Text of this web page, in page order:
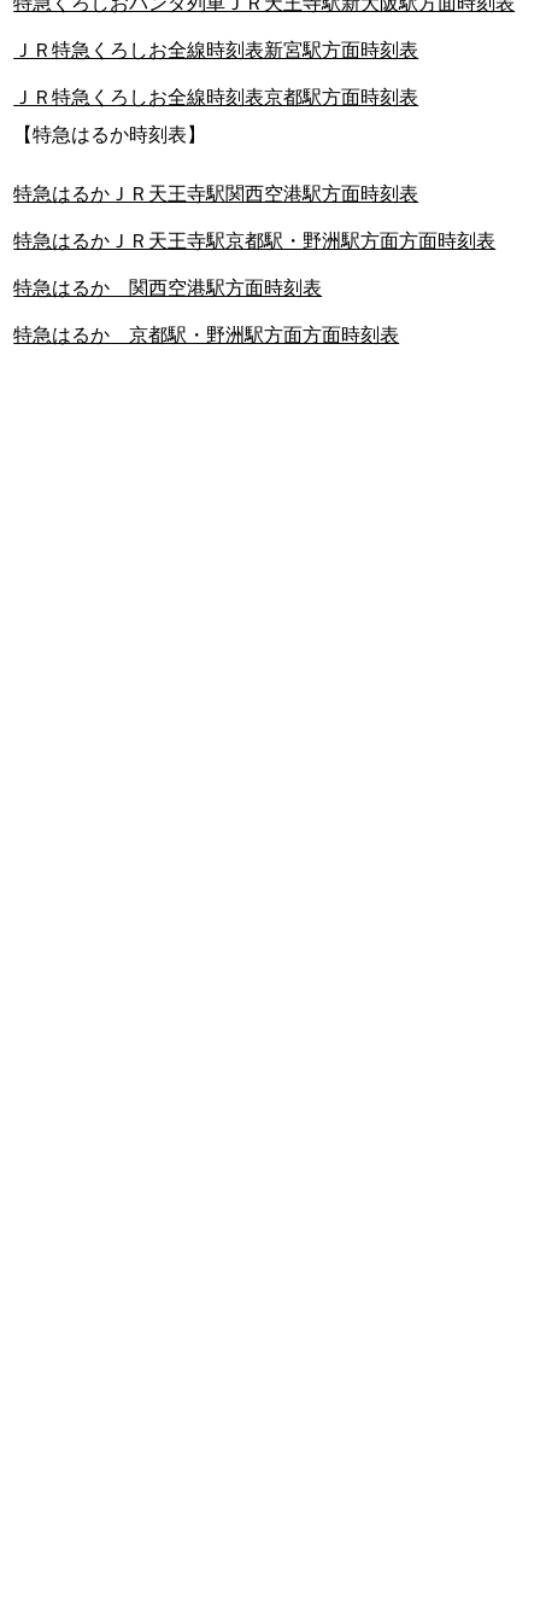
ＪＲ特急くろしお全線時刻表新宮駅方面時刻表
ＪＲ特急くろしお全線時刻表京都駅方面時刻表
【特急はるか時刻表】
特急はるかＪＲ天王寺駅関西空港駅方面時刻表
特急はるかＪＲ天王寺駅京都駅・野洲駅方面方面時刻表
特急はるか 関西空港駅方面時刻表
特急はるか 京都駅・野洲駅方面方面時刻表